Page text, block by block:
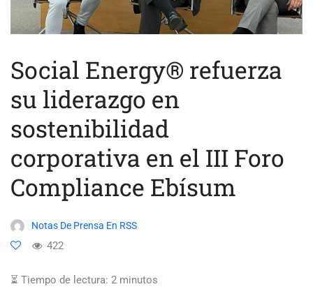
Social Energy® refuerza
su liderazgo en
sostenibilidad
corporativa en el III Foro
Compliance Ebísum
Notas De Prensa En RSS
422
⏳ Tiempo de lectura: 2 minutos